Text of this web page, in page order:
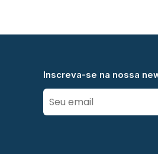
Inscreva-se na nossa